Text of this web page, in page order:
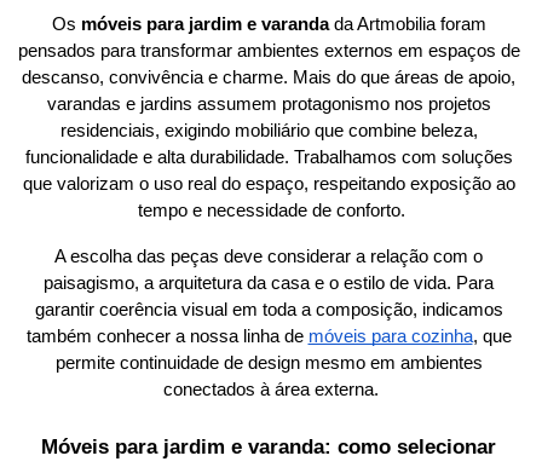
Os móveis para jardim e varanda da Artmobilia foram
pensados para transformar ambientes externos em espaços de
descanso, convivência e charme. Mais do que áreas de apoio,
varandas e jardins assumem protagonismo nos projetos
residenciais, exigindo mobiliário que combine beleza,
funcionalidade e alta durabilidade. Trabalhamos com soluções
que valorizam o uso real do espaço, respeitando exposição ao
tempo e necessidade de conforto.
A escolha das peças deve considerar a relação com o
paisagismo, a arquitetura da casa e o estilo de vida. Para
garantir coerência visual em toda a composição, indicamos
também conhecer a nossa linha de móveis para cozinha, que
permite continuidade de design mesmo em ambientes
conectados à área externa.
Móveis para jardim e varanda: como selecionar